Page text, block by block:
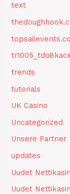
text
trends
tutorials
UK Casino
Uncategorized
Unsere Partner
updates
Uudet
Uudet